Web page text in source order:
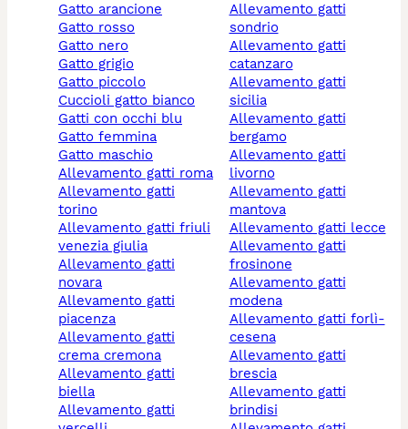
gatto arancione
gatto rosso
gatto nero
gatto grigio
gatto piccolo
cuccioli gatto bianco
gatti con occhi blu
gatto femmina
gatto maschio
allevamento gatti roma
allevamento gatti
torino
allevamento gatti friuli
venezia giulia
allevamento gatti
novara
allevamento gatti
piacenza
allevamento gatti
crema cremona
allevamento gatti
biella
allevamento gatti
allevamento gatti
sondrio
allevamento gatti
catanzaro
allevamento gatti
sicilia
allevamento gatti
bergamo
allevamento gatti
livorno
allevamento gatti
mantova
allevamento gatti lecce
allevamento gatti
frosinone
allevamento gatti
modena
allevamento gatti forlì-
cesena
allevamento gatti
brescia
allevamento gatti
brindisi